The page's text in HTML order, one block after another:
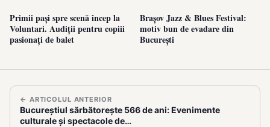
Primii pași spre scenă încep la
Voluntari. Audiții pentru copiii
pasionați de balet
Brașov Jazz & Blues Festival:
motiv bun de evadare din
București
← ARTICOLUL ANTERIOR
Bucureștiul sărbătorește 566 de ani: Evenimente
culturale și spectacole de…